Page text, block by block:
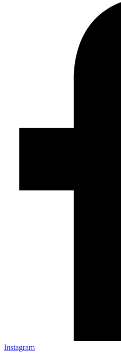
Instagram